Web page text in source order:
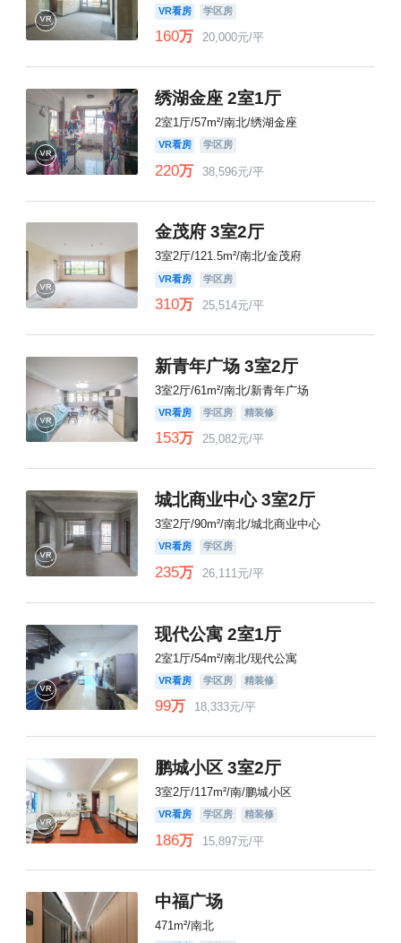
VR看房 学区房
160万 20,000元/平
绣湖金座 2室1厅
2室1厅/57m²/南北/绣湖金座
VR看房 学区房
220万 38,596元/平
金茂府 3室2厅
3室2厅/121.5m²/南北/金茂府
VR看房 学区房
310万 25,514元/平
新青年广场 3室2厅
3室2厅/61m²/南北/新青年广场
VR看房 学区房 精装修
153万 25,082元/平
城北商业中心 3室2厅
3室2厅/90m²/南北/城北商业中心
VR看房 学区房
235万 26,111元/平
现代公寓 2室1厅
2室1厅/54m²/南北/现代公寓
VR看房 学区房 精装修
99万 18,333元/平
鹏城小区 3室2厅
3室2厅/117m²/南/鹏城小区
VR看房 学区房 精装修
186万 15,897元/平
中福广场
471m²/南北